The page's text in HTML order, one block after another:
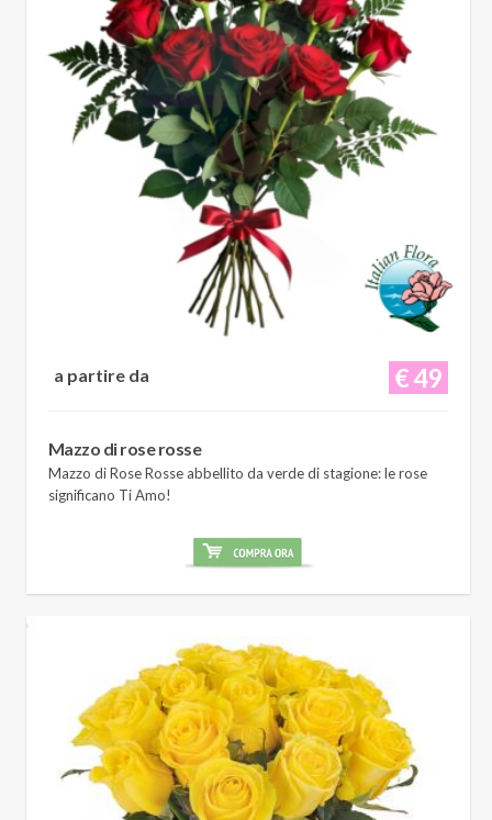
€ 49
a partire da
Mazzo di rose rosse
Mazzo di Rose Rosse abbellito da verde di stagione: le rose
significano Ti Amo!